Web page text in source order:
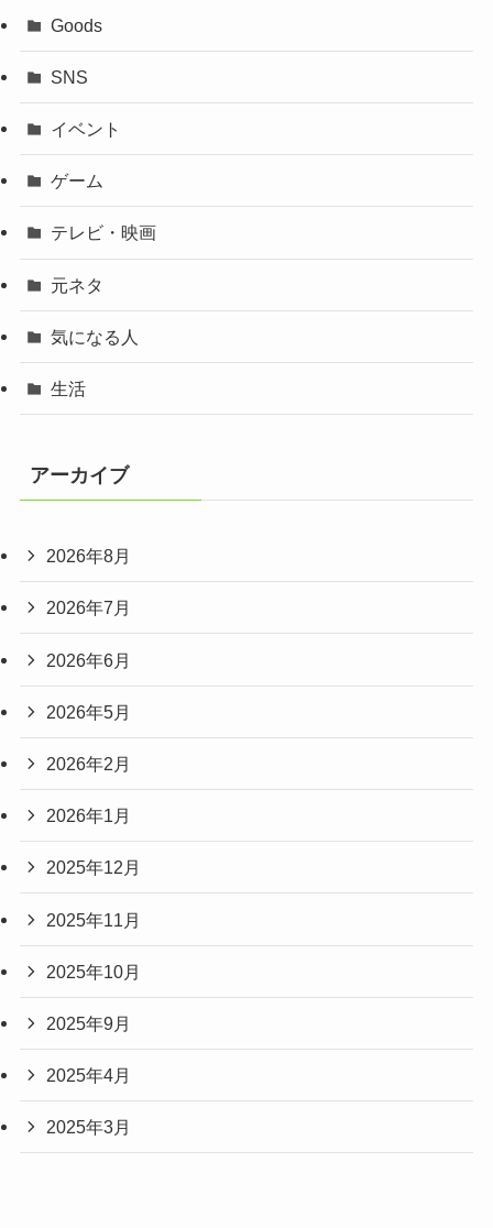
Goods
SNS
イベント
ゲーム
テレビ・映画
元ネタ
気になる人
生活
アーカイブ
2026年8月
2026年7月
2026年6月
2026年5月
2026年2月
2026年1月
2025年12月
2025年11月
2025年10月
2025年9月
2025年4月
2025年3月